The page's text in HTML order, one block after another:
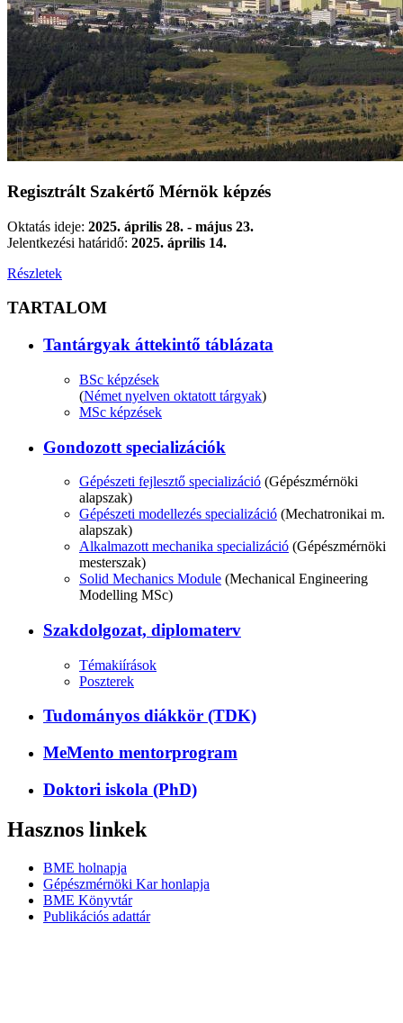
Regisztrált Szakértő Mérnök képzés
Oktatás ideje: 2025. április 28. - május 23.
Jelentkezési határidő: 2025. április 14.
Részletek
TARTALOM
Tantárgyak áttekintő táblázata
BSc képzések
(Német nyelven oktatott tárgyak)
MSc képzések
Gondozott specializációk
Gépészeti fejlesztő specializáció (Gépészmérnöki
alapszak)
Gépészeti modellezés specializáció (Mechatronikai m.
alapszak)
Alkalmazott mechanika specializáció (Gépészmérnöki
mesterszak)
Solid Mechanics Module (Mechanical Engineering
Modelling MSc)
Szakdolgozat, diplomaterv
Témakiírások
Poszterek
Tudományos diákkör (TDK)
MeMento mentorprogram
Doktori iskola (PhD)
Hasznos linkek
BME holnapja
Gépészmérnöki Kar honlapja
BME Könyvtár
Publikációs adattár